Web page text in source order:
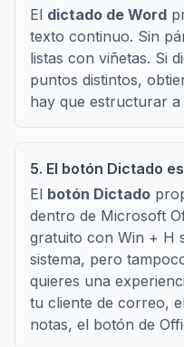
El dictado de Word
texto continuo. Sin
listas con viñetas. Si
puntos distintos,
hay que estructurar a
5. El botón Dictado
El botón Dictado
dentro de Microsoft
gratuito con Win + H
sistema, pero
quieres una
tu cliente de correo,
notas, el botón de